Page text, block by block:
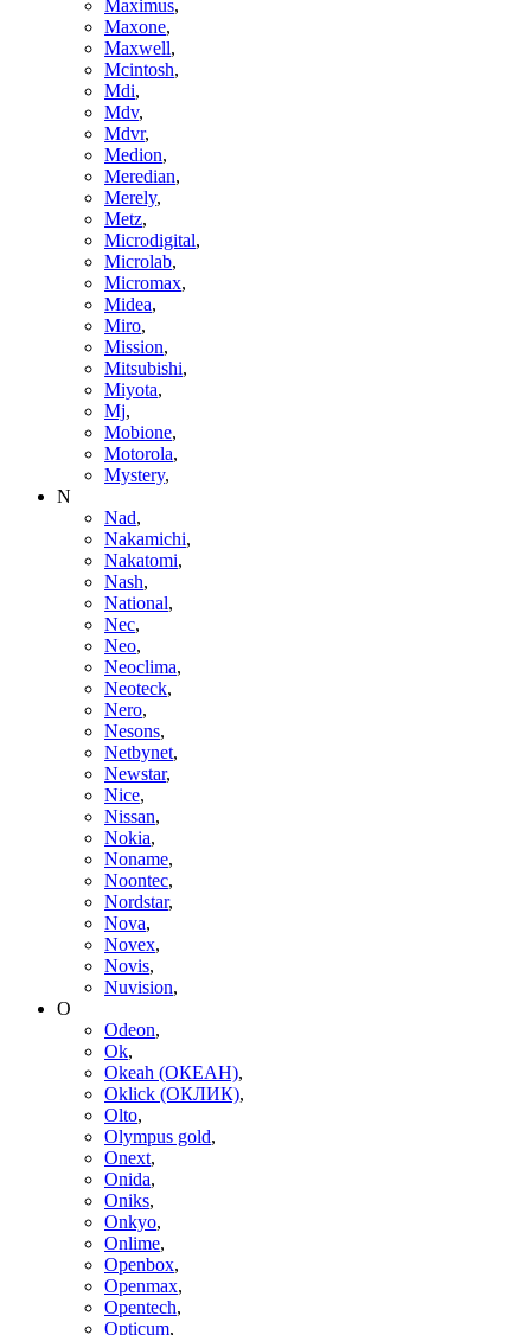
Maximus,
Maxone,
Maxwell,
Mcintosh,
Mdi,
Mdv,
Mdvr,
Medion,
Meredian,
Merely,
Metz,
Microdigital,
Microlab,
Micromax,
Midea,
Miro,
Mission,
Mitsubishi,
Miyota,
Mj,
Mobione,
Motorola,
Mystery,
N
Nad,
Nakamichi,
Nakatomi,
Nash,
National,
Nec,
Neo,
Neoclima,
Neoteck,
Nero,
Nesons,
Netbynet,
Newstar,
Nice,
Nissan,
Nokia,
Noname,
Noontec,
Nordstar,
Nova,
Novex,
Novis,
Nuvision,
O
Odeon,
Ok,
Okeah (ОКЕАН),
Oklick (ОКЛИК),
Olto,
Olympus gold,
Onext,
Onida,
Oniks,
Onkyo,
Onlime,
Openbox,
Openmax,
Opentech,
Opticum,